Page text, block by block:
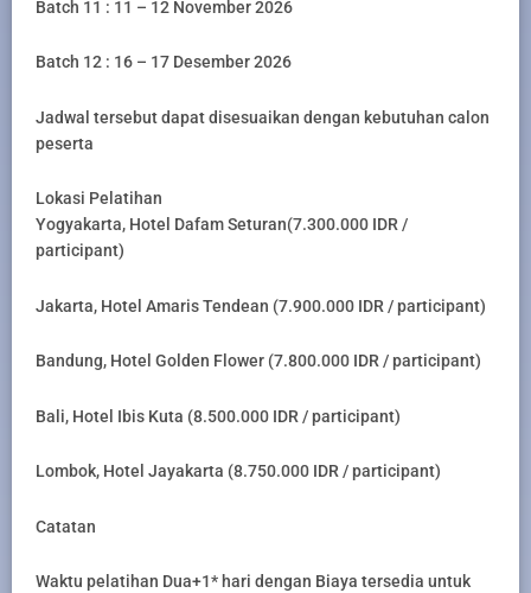
Batch 11 : 11 – 12 November 2026
Batch 12 : 16 – 17 Desember 2026
Jadwal tersebut dapat disesuaikan dengan kebutuhan calon
peserta
Lokasi Pelatihan
Yogyakarta, Hotel Dafam Seturan(7.300.000 IDR /
participant)
Jakarta, Hotel Amaris Tendean (7.900.000 IDR / participant)
Bandung, Hotel Golden Flower (7.800.000 IDR / participant)
Bali, Hotel Ibis Kuta (8.500.000 IDR / participant)
Lombok, Hotel Jayakarta (8.750.000 IDR / participant)
Catatan
Waktu pelatihan Dua+1* hari dengan Biaya tersedia untuk